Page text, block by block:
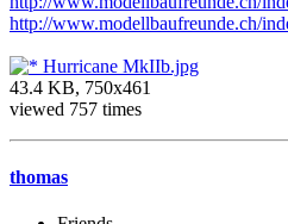
http://www.modellbaufreunde.ch/
Hurricane MkIIb.jpg
43.4 KB, 750x461
viewed 757 times
thomas